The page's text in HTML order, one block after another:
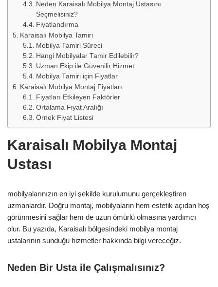
Neden Karaisalı Mobilya Montaj Ustasını
Seçmelisiniz?
Fiyatlandırma
Karaisalı Mobilya Tamiri
Mobilya Tamiri Süreci
Hangi Mobilyalar Tamir Edilebilir?
Uzman Ekip ile Güvenilir Hizmet
Mobilya Tamiri için Fiyatlar
Karaisalı Mobilya Montaj Fiyatları
Fiyatları Etkileyen Faktörler
Ortalama Fiyat Aralığı
Örnek Fiyat Listesi
Karaisalı Mobilya Montaj
Ustası
mobilyalarınızın en iyi şekilde kurulumunu gerçekleştiren
uzmanlardır. Doğru montaj, mobilyaların hem estetik açıdan hoş
görünmesini sağlar hem de uzun ömürlü olmasına yardımcı
olur. Bu yazıda, Karaisalı bölgesindeki mobilya montaj
ustalarının sunduğu hizmetler hakkında bilgi vereceğiz.
Neden Bir Usta ile Çalışmalısınız?